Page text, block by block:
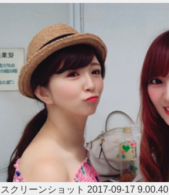
スクリーンショット 2017-09-17 9.00.40